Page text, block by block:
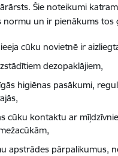
Šie noteikumi
normu un ir pienākums tos
cūku novietnē ir
dezopaklājiem,
higiēnas pasākumi,
cūku kontaktu ar
apstrādes pārpalikumus,